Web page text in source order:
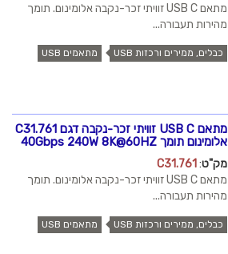
מתאם USB C זוויתי זכר-נקבה אלומינום. תומך
מהירות תעבורה...
כבלים, ממירים ורכזות USB מתאמים USB
מתאם USB C זוויתי זכר-נקבה דגם C31.761
אלומינום תומך 40Gbps 240W 8K@60HZ
מק"ט:
C31.761
מתאם USB C זוויתי זכר-נקבה אלומינום. תומך
מהירות תעבורה...
כבלים, ממירים ורכזות USB מתאמים USB